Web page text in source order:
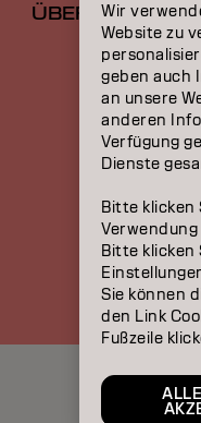
ÜBER
Wir
Website zu
geben auch
an unsere
anderen
Verfügung
Dienste
Bitte klicken
Bitte klicken
Sie können
den Link
Fußzeile